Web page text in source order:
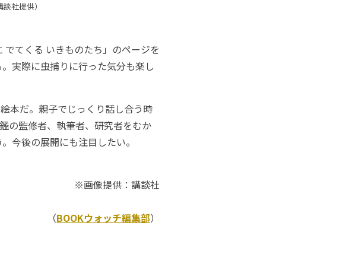
社提供）
てくる いきものたち」のページを
実際に虫捕りに行った気分も楽し
本だ。親子でじっくり話し合う時
の監修者、執筆者、研究者をむか
今後の展開にも注目したい。
※画像提供：講談社
（BOOKウォッチ編集部）